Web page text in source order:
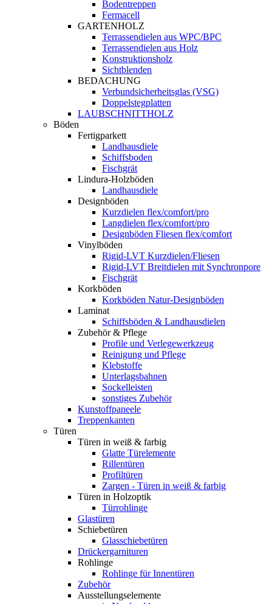
Bodentreppen
Fermacell
GARTENHOLZ
Terrassendielen aus WPC/BPC
Terrassendielen aus Holz
Konstruktionsholz
Sichtblenden
BEDACHUNG
Verbundsicherheitsglas (VSG)
Doppelstegplatten
LAUBSCHNITTHOLZ
Böden
Fertigparkett
Landhausdiele
Schiffsboden
Fischgrät
Lindura-Holzböden
Landhausdiele
Designböden
Kurzdielen flex/comfort/pro
Langdielen flex/comfort/pro
Designböden Fliesen flex/comfort
Vinylböden
Rigid-LVT Kurzdielen/Fliesen
Rigid-LVT Breitdielen mit Synchronpore
Fischgrät
Korkböden
Korkböden Natur-Designböden
Laminat
Schiffsböden & Landhausdielen
Zubehör & Pflege
Profile und Verlegewerkzeug
Reinigung und Pflege
Klebstoffe
Unterlagsbahnen
Sockelleisten
sonstiges Zubehör
Kunstoffpaneele
Treppenkanten
Türen
Türen in weiß & farbig
Glatte Türelemente
Rillentüren
Profiltüren
Zargen - Türen in weiß & farbig
Türen in Holzoptik
Türrohlinge
Glastüren
Schiebetüren
Glasschiebetüren
Drückergarnituren
Rohlinge
Rohlinge für Innentüren
Zubehör
Ausstellungselemente